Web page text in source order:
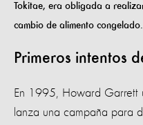
Tokitae, era obligada a
cambio de alimento congelado.
Primeros intentos
En 1995, Howard Garrett
lanza una campaña para